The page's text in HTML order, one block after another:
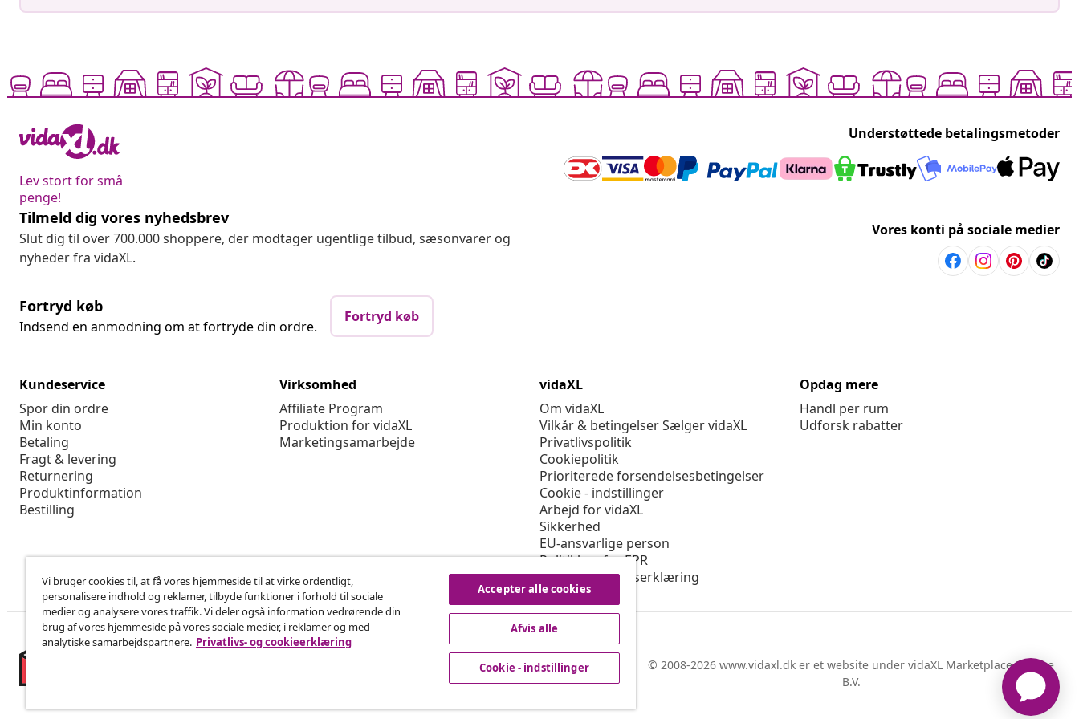
Lev stort for små
penge!
Understøttede betalingsmetoder
Tilmeld dig vores nyhedsbrev
Slut dig til over 700.000 shoppere, der modtager ugentlige tilbud, sæsonvarer og
nyheder fra vidaXL.
Vores konti på sociale medier
Fortryd køb
Indsend en anmodning om at fortryde din ordre.
Fortryd køb
Kundeservice
Spor din ordre
Min konto
Betaling
Fragt & levering
Returnering
Produktinformation
Bestilling
Virksomhed
Affiliate Program
Produktion for vidaXL
Marketingsamarbejde
vidaXL
Om vidaXL
Vilkår & betingelser Sælger vidaXL
Privatlivspolitik
Cookiepolitik
Prioriterede forsendelsesbetingelser
Cookie - indstillinger
Arbejd for vidaXL
Sikkerhed
EU-ansvarlige person
Politikken for EPR
Tilgængelighedserklæring
Opdag mere
Handl per rum
Udforsk rabatter
© 2008-2026 www.vidaxl.dk er et website under vidaXL Marketplace Europe
B.V.
Vi bruger cookies til, at få vores hjemmeside til at virke ordentligt,
personalisere indhold og reklamer, tilbyde funktioner i forhold til sociale
medier og analysere vores traffik. Vi deler også information vedrørende din
brug af vores hjemmeside på vores sociale medier, i reklamer og med
analytiske samarbejdspartnere. Privatlivs- og cookieerklæring
Accepter alle cookies
Afvis alle
Cookie - indstillinger